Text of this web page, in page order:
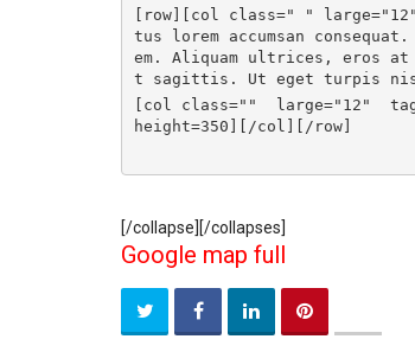
[row][col class=" "
tus lorem accumsan
em. Aliquam ultrices, eros
t sagittis. Ut eget turpis
[col class=""  large="12"
height=350][/col][/row]
[/collapse][/collapses]
Google map full